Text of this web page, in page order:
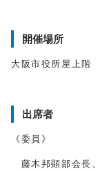
開催場所
大阪市役所屋上
出席者
《委員》
藤木邦顕部会長